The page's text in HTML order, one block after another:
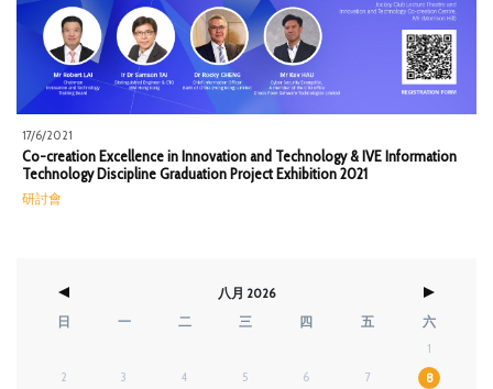
17/6/2021
Co-creation Excellence in Innovation and Technology & IVE Information
Technology Discipline Graduation Project Exhibition 2021
研討會
八月 2026
日
一 二 三 四 五
六
1
2
3 4 5 6 7
8